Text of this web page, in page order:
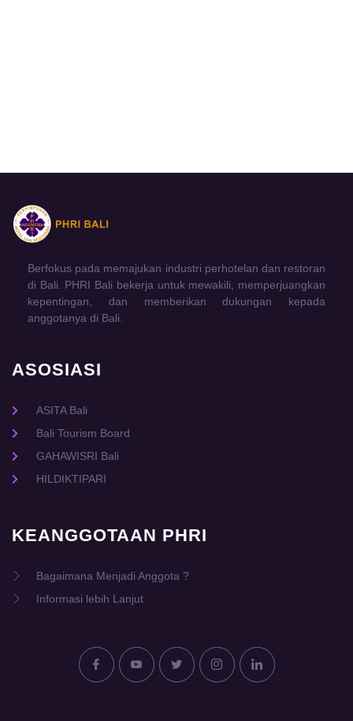
Berfokus pada memajukan industri perhotelan dan restoran
di Bali. PHRI Bali bekerja untuk mewakili, memperjuangkan
kepentingan, dan memberikan dukungan kepada
anggotanya di Bali.
ASOSIASI
ASITA Bali
Bali Tourism Board
GAHAWISRI Bali
HILDIKTIPARI
KEANGGOTAAN PHRI
Bagaimana Menjadi Anggota ?
Informasi lebih Lanjut